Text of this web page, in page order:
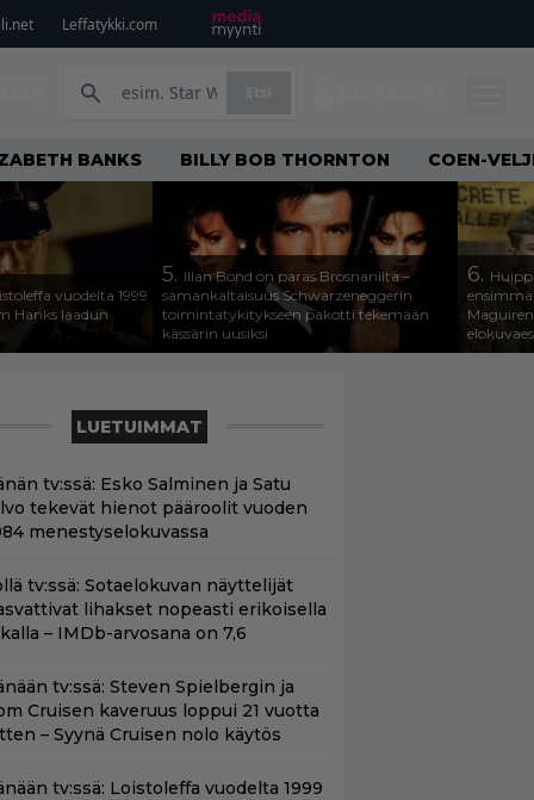
Leffatykki.com
BANKS BILLY BOB THORNTON COEN-
vuodelta 1999
Hanks laadun
5. Illan Bond on paras Brosnanilta –
samankaltaisuus Schwarzeneggerin
toimintatykitykseen pakotti tekemään
kässärin uusiksi
6.
LUETUIMMAT
tv:ssä: Esko Salminen ja Satu
tekevät hienot pääroolit vuoden
menestyselokuvassa
tv:ssä: Sotaelokuvan näyttelijät
lihakset nopeasti erikoisella
– IMDb-arvosana on 7,6
tv:ssä: Steven Spielbergin ja
Cruisen kaveruus loppui 21 vuotta
– Syynä Cruisen nolo käytös
tv:ssä: Loistoleffa vuodelta 1999